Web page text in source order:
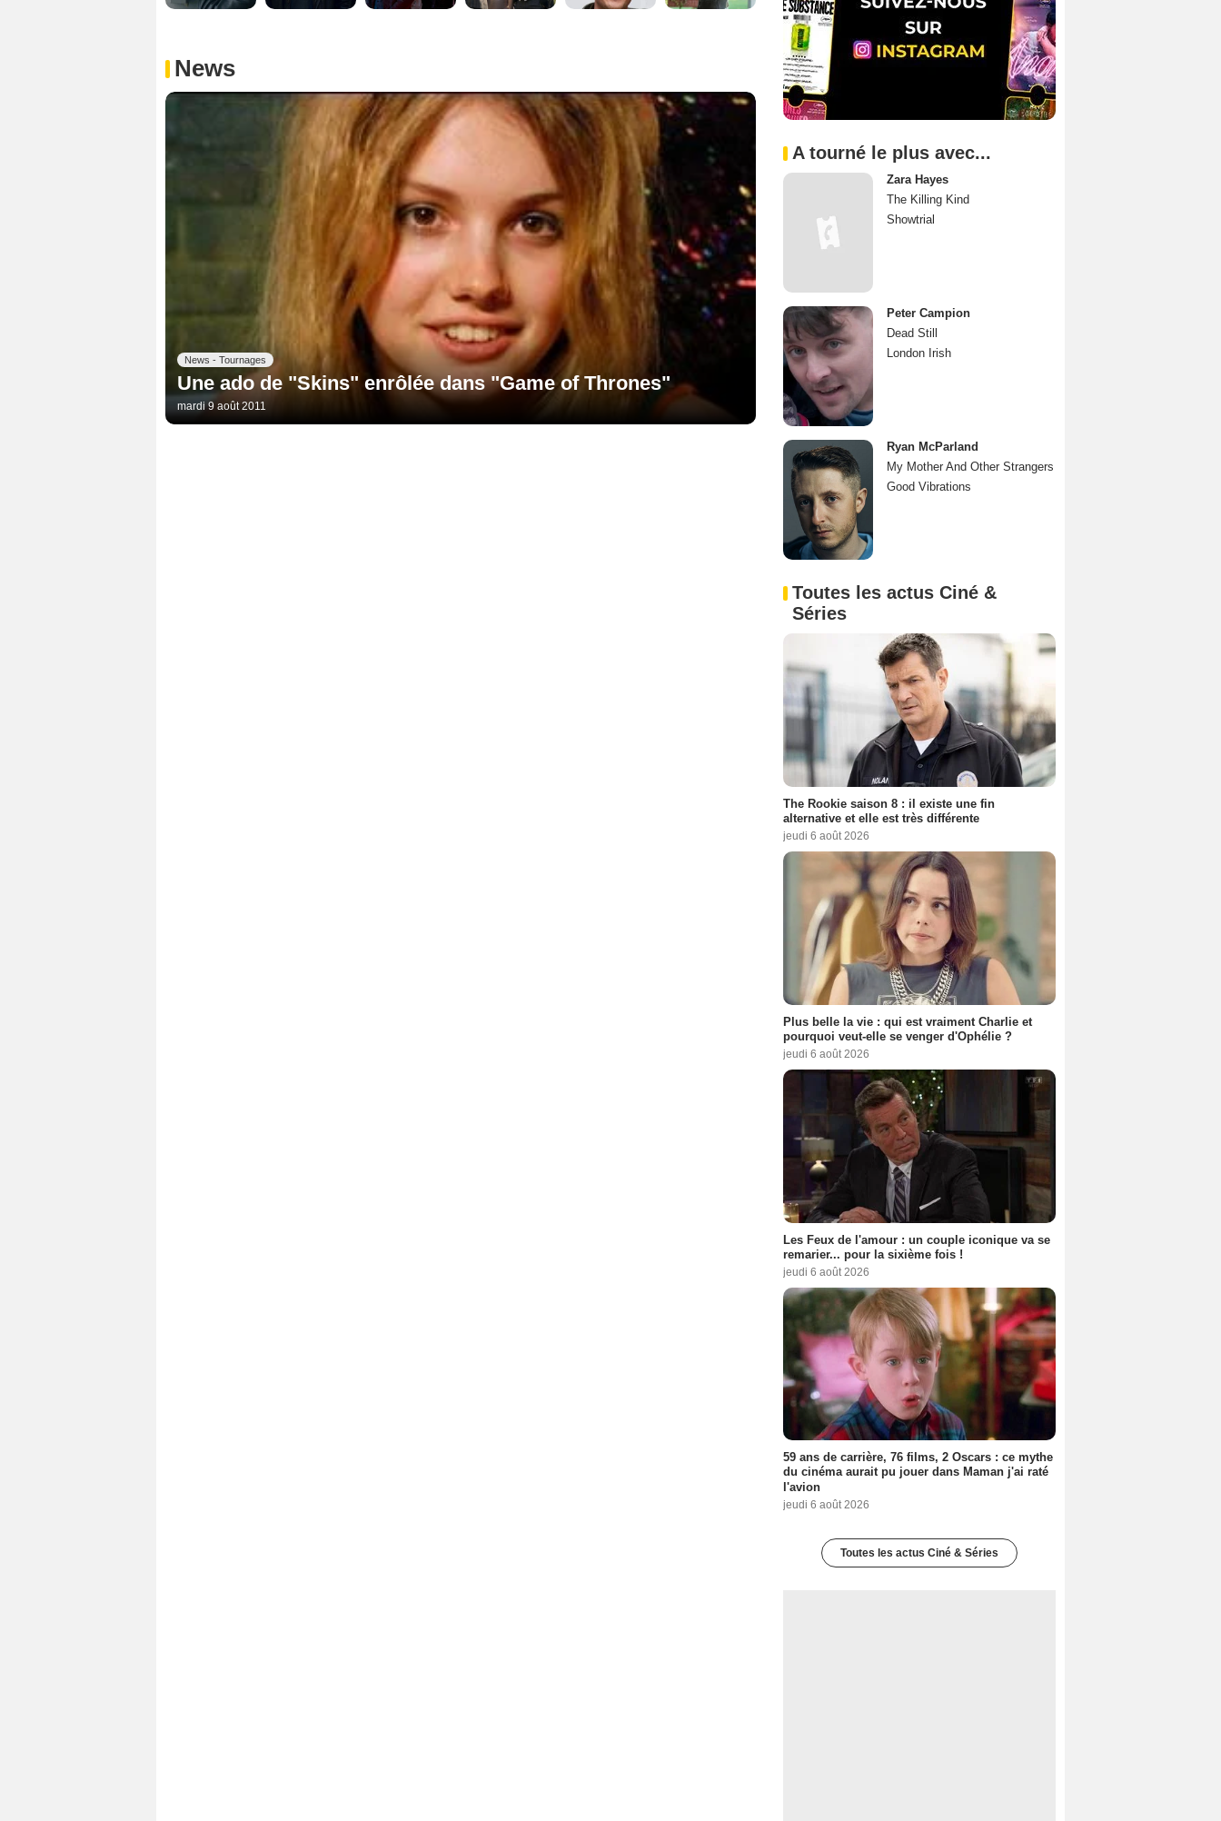
News
News - Tournages
Une ado de "Skins" enrôlée dans "Game of Thrones"
mardi 9 août 2011
A tourné le plus avec...
Zara Hayes
The Killing Kind
Showtrial
Peter Campion
Dead Still
London Irish
Ryan McParland
My Mother And Other Strangers
Good Vibrations
Toutes les actus Ciné &
Séries
The Rookie saison 8 : il existe une fin
alternative et elle est très différente
jeudi 6 août 2026
Plus belle la vie : qui est vraiment Charlie et
pourquoi veut-elle se venger d'Ophélie ?
jeudi 6 août 2026
Les Feux de l'amour : un couple iconique va se
remarier... pour la sixième fois !
jeudi 6 août 2026
59 ans de carrière, 76 films, 2 Oscars : ce mythe
du cinéma aurait pu jouer dans Maman j'ai raté
l'avion
jeudi 6 août 2026
Toutes les actus Ciné & Séries